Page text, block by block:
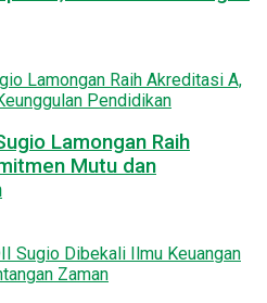
Lamongan Raih
Mutu dan